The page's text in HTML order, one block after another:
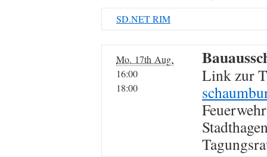
SD.NET RIM
Mo. 17th Aug.
16:00
18:00
Link zur